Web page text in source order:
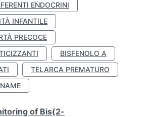
ENDOCRINI
INFANTILE
PRECOCE
BISFENOLO A
TELARCA PREMATURO
of Bis(2-